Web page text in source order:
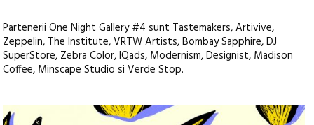
Partenerii One Night Gallery #4 sunt Tastemakers, Artivive,
Zeppelin, The Institute, VRTW Artists, Bombay Sapphire, DJ
SuperStore, Zebra Color, IQads, Modernism, Designist, Madison
Coffee, Minscape Studio si Verde Stop.